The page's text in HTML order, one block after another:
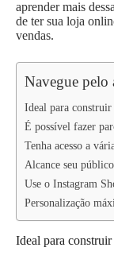
p
p
I
n
aprender mais
de ter sua loja
vendas.
Navegue pelo
Ideal para
É possível fazer
Tenha acesso a
Alcance seu
Use o Instagram
Personalização
Ideal para